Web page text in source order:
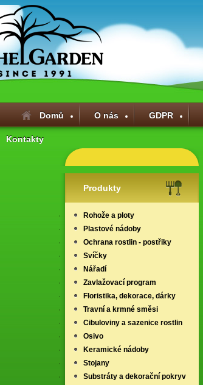
Domů O nás GDPR
Kontakty
Produkty
Rohože a ploty
Plastové nádoby
Ochrana rostlin - postřiky
Svíčky
Nářadí
Zavlažovací program
Floristika, dekorace, dárky
Travní a krmné směsi
Cibuloviny a sazenice rostlin
Osivo
Keramické nádoby
Stojany
Substráty a dekorační pokryv